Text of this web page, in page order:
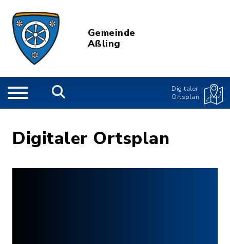
Gemeinde
Aßling
Digitaler
Ortsplan
Digitaler Ortsplan